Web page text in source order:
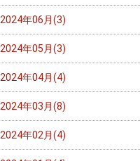
2024年06月(3)
2024年05月(3)
2024年04月(4)
2024年03月(8)
2024年02月(4)